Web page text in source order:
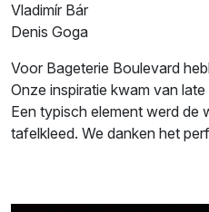
Vladimír Bár
Denis Goga
Voor Bageterie Boulevard
Onze inspiratie kwam van
Een typisch element werd de
tafelkleed. We danken het